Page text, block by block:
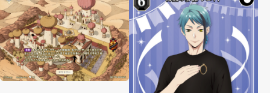
商品情報
カード検索・デッキ構築
デッキ検索